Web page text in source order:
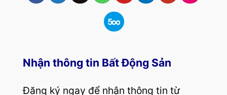
Nhận thông tin Bất Động Sản
Đăng ký ngay để nhận thông tin từ